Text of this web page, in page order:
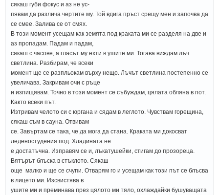
сякаш губи фокус и аз не ус-
пявам да различа чертите му. Той вдига пръст срещу мен и започва да
се смее. Залива се от смях.
В този момент усещам как земята под краката ми се разделя на две и
аз пропадам. Падам и падам,
сякаш с часове, а гласът му ехти в ушите ми. Тогава виждам лъч
светлина. Разбирам, че всеки
момент ще се разпльокам върху нещо. Лъчът светлина постепенно се
увеличава. Закривам очи с ръце
и изпищявам. Точно в този момент се събуждам, цялата обляна в пот.
Както всеки път.
Изтривам челото си с юргана и сядам в леглото. Чувствам горещина,
сякаш съм в сауна. Отвивам
се. Завъртам се така, че да мога да стана. Краката ми докосват
леденостудения под. Хладината не
е достатъчна. Изправям се и, лъкатушейки, стигам до прозореца.
Вятърът блъска в стъклото. Сякаш
още малко и ще се счупи. Отварям го и усещам как този път се блъсва
в лицето ми. Изсвистява в
ушите ми и преминава през цялото ми тяло, охлаждайки бушуващата